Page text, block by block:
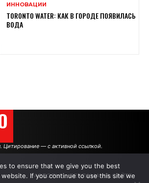
ИННОВАЦИИ
TORONTO WATER: КАК В ГОРОДЕ ПОЯВИЛАСЬ
ВОДА
Цитирование — с активной ссылкой.
АВТОРЫ РЕКЛАМА НА САЙТЕ
to ensure that we give you the best
If you continue to use this site we